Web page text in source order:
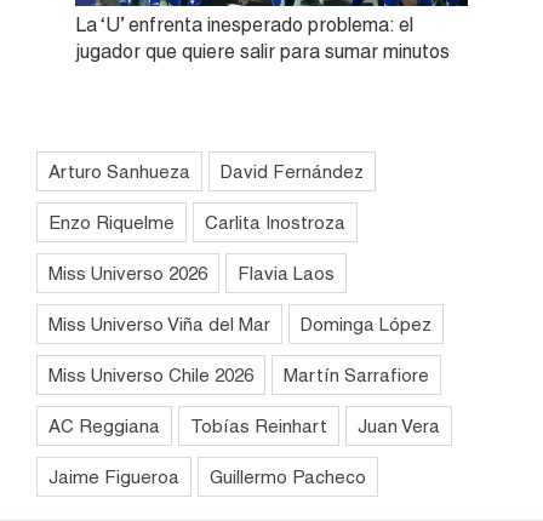
La ‘U’ enfrenta inesperado problema: el
jugador que quiere salir para sumar minutos
Arturo Sanhueza David Fernández
Enzo Riquelme Carlita Inostroza
Miss Universo 2026 Flavia Laos
Miss Universo Viña del Mar Dominga López
Miss Universo Chile 2026 Martín Sarrafiore
AC Reggiana Tobías Reinhart Juan Vera
Jaime Figueroa Guillermo Pacheco